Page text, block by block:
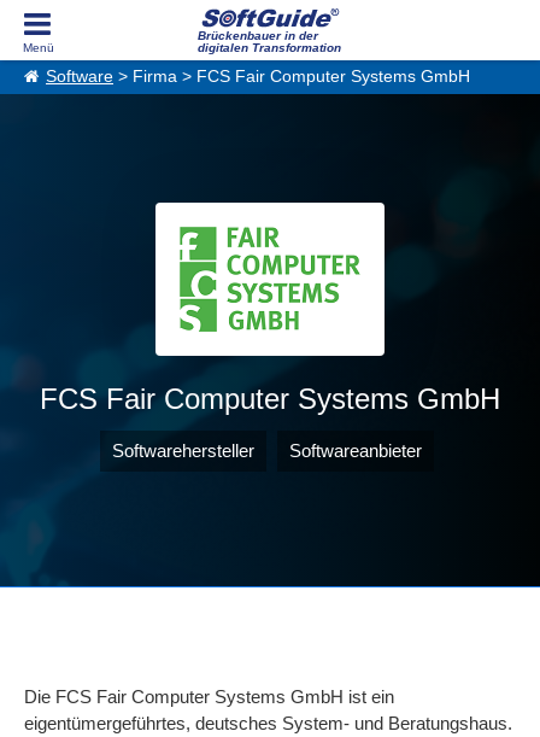
Brückenbauer in der
digitalen Transformation
Software > Firma > FCS Fair Computer Systems GmbH
FCS Fair Computer Systems GmbH
Softwarehersteller Softwareanbieter
Die FCS Fair Computer Systems GmbH ist ein
eigentümergeführtes, deutsches System- und Beratungshaus.